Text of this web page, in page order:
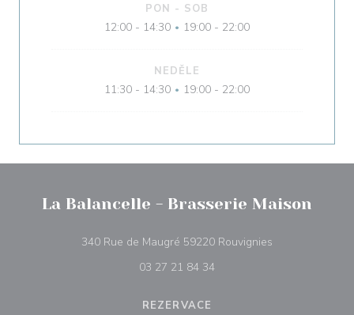
PON - SOB
12:00 - 14:30 • 19:00 - 22:00
NEDĚLE
11:30 - 14:30 • 19:00 - 22:00
La Balancelle - Brasserie Maison
340 Rue de Maugré 59220 Rouvignies
03 27 21 84 34
REZERVACE